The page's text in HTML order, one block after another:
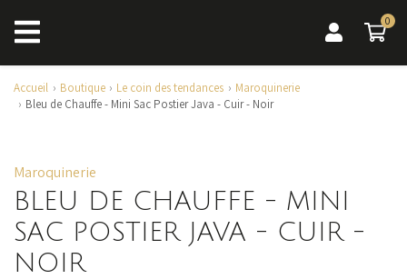
0
0
Accueil Boutique Le coin des tendances
Maroquinerie
Bleu de Chauffe - Mini Sac Postier Java - Cuir - Noir
Maroquinerie
BLEU DE CHAUFFE - MINI
SAC POSTIER JAVA - CUIR -
NOIR